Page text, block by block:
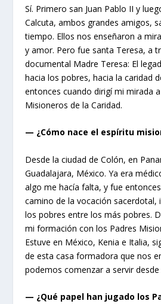
Sí. Primero san Juan Pablo II y
Calcuta, ambos grandes amigos,
tiempo. Ellos nos enseñaron a
y amor. Pero fue santa Teresa, a
documental Madre Teresa: El
hacia los pobres, hacia la caridad
entonces cuando dirigí mi mirada
Misioneros de la Caridad.
— ¿Cómo nace el espíritu
Desde la ciudad de Colón, en
Guadalajara, México. Ya era
algo me hacía falta, y fue
camino de la vocación sacerdotal,
los pobres entre los más pobres.
mi formación con los Padres
Estuve en México, Kenia e Italia,
de esta casa formadora que nos
podemos comenzar a servir
— ¿Qué papel han jugado los